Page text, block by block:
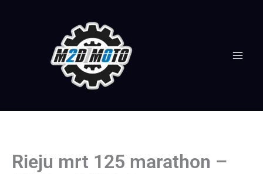
Rieju mrt 125 marathon –